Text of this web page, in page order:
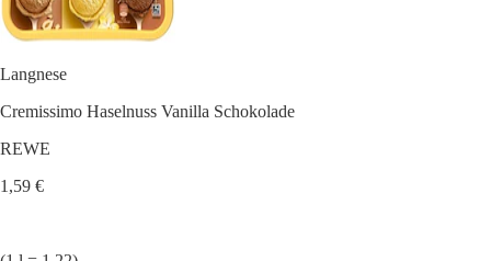
Langnese
Cremissimo Haselnuss Vanilla Schokolade
REWE
1,59 €